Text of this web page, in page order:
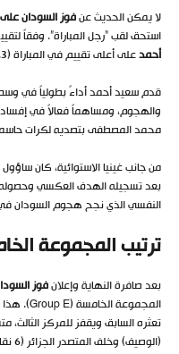
لا يمكن الحديث عنفوز السودان على
استحق لقب “رجل المباراة”. وفقاً
أحمدعلى أعلى تقييم في المباراة (7.3)، متفوقاً على جميع اللاعبين في أرض الملعب.
قدم سعيد أحمد أداءً بطولياً في وسط
والهجوم، ومساهماً فعالاً في
محمد المصطفى بتصديه لكرات
من جانب غينيا الاستوائية، كان
النفسي الذي نجح هجوم السودان
ترتيب المجموعة
بعد صافرة النهاية وإعلانفوز
تعثره السابق ويقفز للمركز
(الوصيف) وخلف المتصدر الجزائر (6 نقاط).